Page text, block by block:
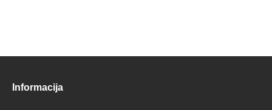
Informacija